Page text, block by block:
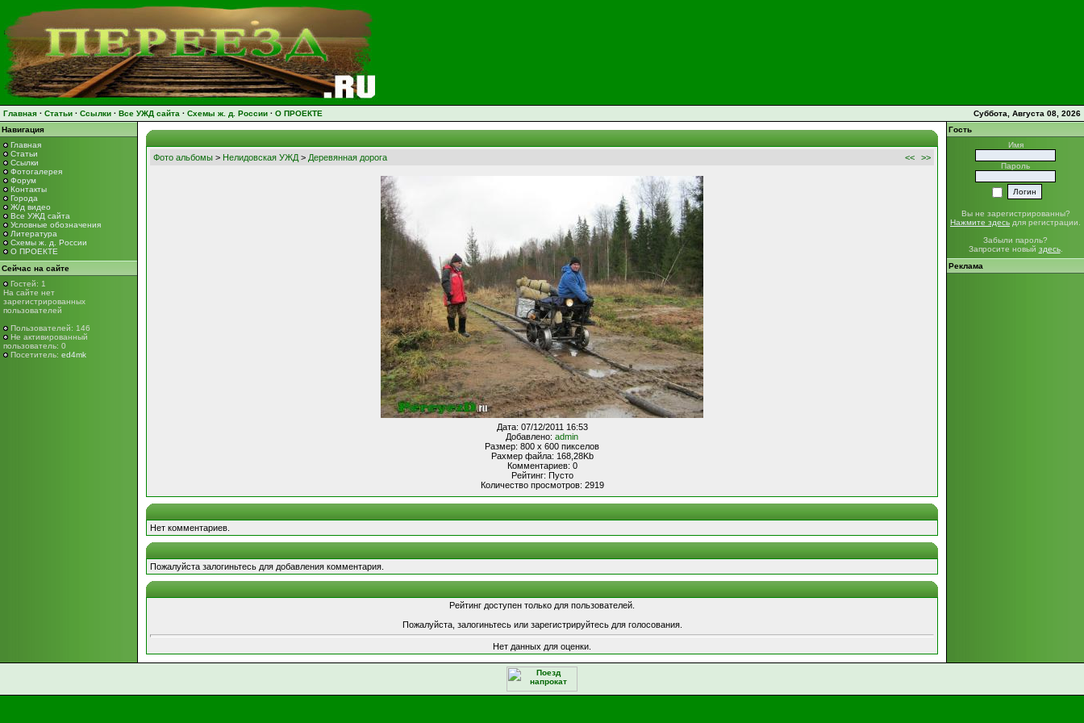
Главная · Статьи · Ссылки · Все УЖД сайта · Схемы ж. д. России · О ПРОЕКТЕ
Суббота, Августа 08, 2026
Навигация
Главная
Статьи
Ссылки
Фотогалерея
Форум
Контакты
Города
Ж/д видео
Все УЖД сайта
Условные обозначения
Литература
Схемы ж. д. России
О ПРОЕКТЕ
Сейчас на сайте
Гостей: 1
На сайте нет
зарегистрированных
пользователей
Пользователей: 146
Не активированный
пользователь: 0
Посетитель: ed4mk
Фото альбомы > Нелидовская УЖД > Деревянная дорога << >>
Дата: 07/12/2011 16:53
Добавлено: admin
Размер: 800 x 600 пикселов
Рахмер файла: 168,28Kb
Комментариев: 0
Рейтинг: Пусто
Количество просмотров: 2919
Нет комментариев.
Пожалуйста залогиньтесь для добавления комментария.
Рейтинг доступен только для пользователей.
Пожалуйста, залогиньтесь или зарегистрируйтесь для голосования.
Нет данных для оценки.
Гость
Имя
Пароль
Вы не зарегистрированны?
Нажмите здесь для регистрации.
Забыли пароль?
Запросите новый здесь.
Реклама